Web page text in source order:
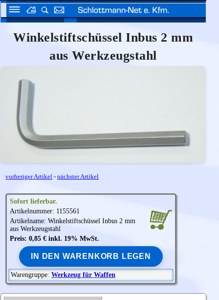
Winkelstiftschüssel Inbus 2 mm
aus Werkzeugstahl
vorheriger Artikel - nächster Artikel
Sofort lieferbar.
Artikelnummer: 1155561
Artikelname: Winkelstiftschüssel Inbus 2 mm
aus Werkzeugstahl
Preis: 0,85 € inkl. 19% MwSt.
IN DEN WARENKORB LEGEN
Warengruppe: Werkzeug für Waffen